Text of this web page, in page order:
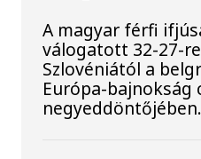
A magyar férfi
válogatott 32-27-
Szlovéniától a
Európa-
negyeddöntőjében.